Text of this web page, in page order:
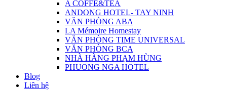
A COFFE&TEA
ANDONG HOTEL- TAY NINH
VĂN PHÒNG ABA
LA Mémoire Homestay
VĂN PHÒNG TIME UNIVERSAL
VĂN PHÒNG BCA
NHÀ HÀNG PHẠM HÙNG
PHUONG NGA HOTEL
Blog
Liên hệ